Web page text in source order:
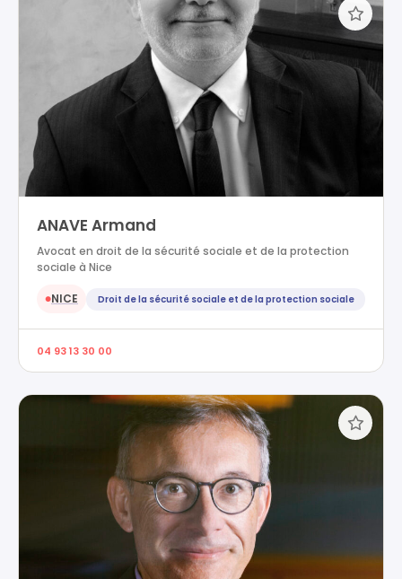
ANAVE Armand
Avocat en droit de la sécurité sociale et de la protection
sociale à Nice
●NICE Droit de la sécurité sociale et de la protection sociale
04 93 13 30 00